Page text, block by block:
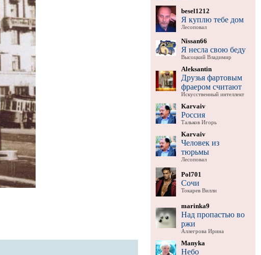
besel1212
Я куплю тебе дом
Лесоповал
Nissan66
Я несла свою беду
Высоцкий Владимир
Aleksantin
Друзья фартовым
фраером считают
Искусственный интеллект
Karvaiv
Россия
Тальков Игорь
Karvaiv
Человек из
тюрьмы
Лесоповал
Pol701
Сочи
Токарев Вилли
marinka9
Над пропастью во
ржи
Аллегрова Ирина
Manyka
Небо